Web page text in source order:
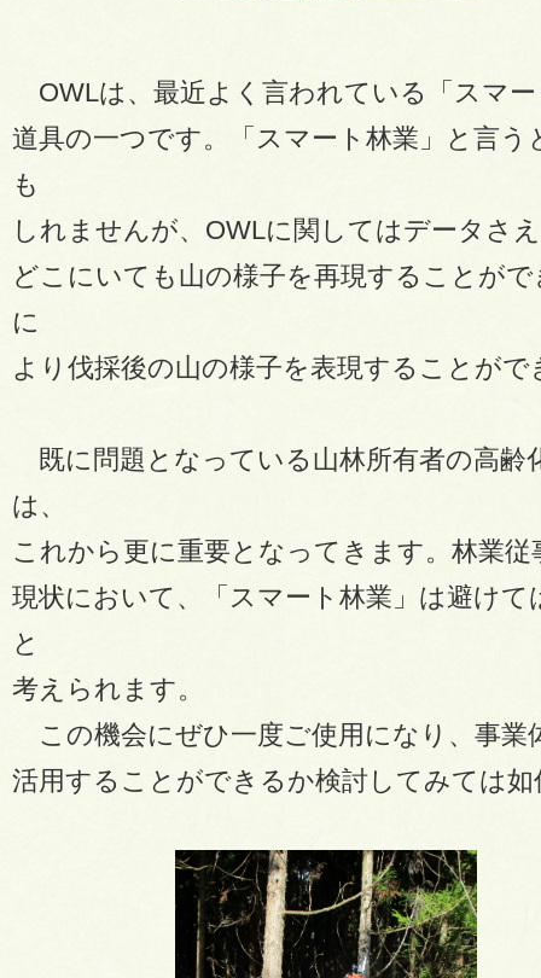
OWLは、最近よく言われている「スマ
道具の一つです。「スマート林業」と言
も
しれませんが、OWLに関してはデータさ
どこにいても山の様子を再現することが
に
より伐採後の山の様子を表現することが
既に問題となっている山林所有者の高齢
は、
これから更に重要となってきます。林業
現状において、「スマート林業」は避け
と
考えられます。
この機会にぜひ一度ご使用になり、事業
活用することができるか検討してみては